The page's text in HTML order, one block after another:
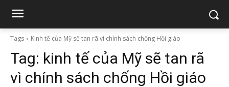
Tags Kinh tế của Mỹ sẽ tan rã vì chính sách chống Hồi giáo
Tag: kinh tế của Mỹ sẽ tan rã
vì chính sách chống Hồi giáo